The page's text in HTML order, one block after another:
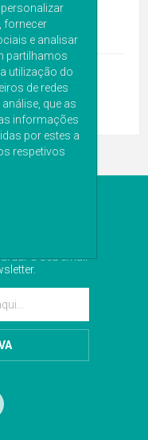
para receber as
o seu email
fornecer
e analisar
partilhamos
utilização do
de redes
que as
informações
por estes a
respetivos